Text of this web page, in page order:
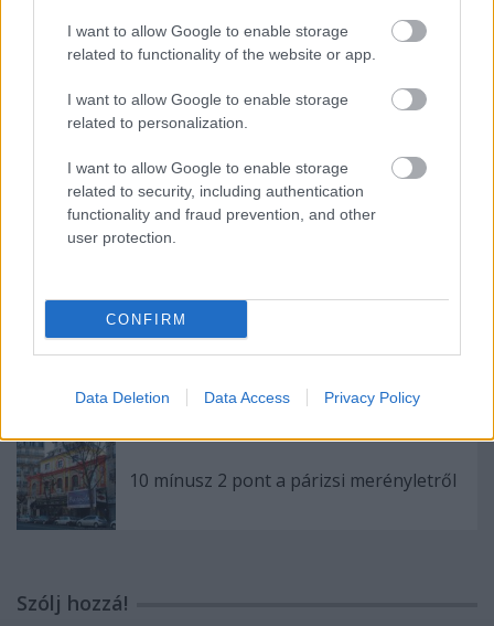
I want to allow Google to enable storage
related to functionality of the website or app.
I want to allow Google to enable storage
related to personalization.
I want to allow Google to enable storage
related to security, including authentication
functionality and fraud prevention, and other
user protection.
CONFIRM
Data Deletion Data Access Privacy Policy
antikapitalista identitáspolitika
A kockás inges profik
Köln után
10 mínusz 2 pont a párizsi merényletről
Szólj hozzá!